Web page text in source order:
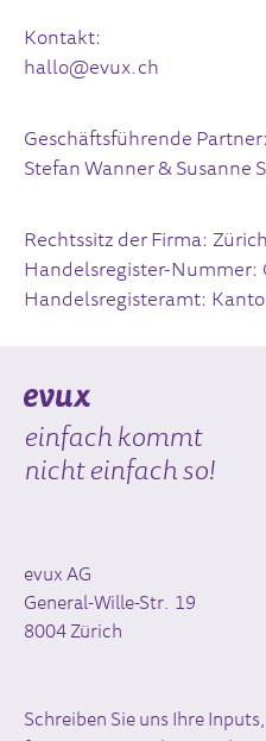
Kontakt:
hallo@evux.ch
Geschäftsführende Partner:
Stefan Wanner & Susanne
Rechtssitz der Firma:
Handelsregister-Nummer:
Handelsregisteramt:
einfach kommt
nicht einfach so!
evux AG
General-Wille-Str. 19
8004 Zürich
Schreiben Sie uns Ihre